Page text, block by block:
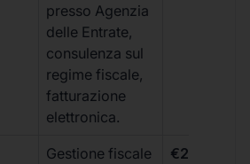
presso Agenzia
delle Entrate,
consulenza sul
regime fiscale,
fatturazione
elettronica.
Gestione fiscale
€264 +